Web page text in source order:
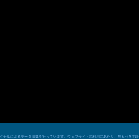
ナルによるデータ収集を行っています。ウェブサイトの利用にあたり、然るべき